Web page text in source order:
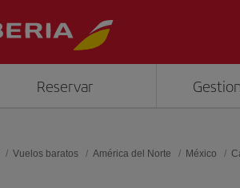
Reservar
Vuelos baratos América del Norte México